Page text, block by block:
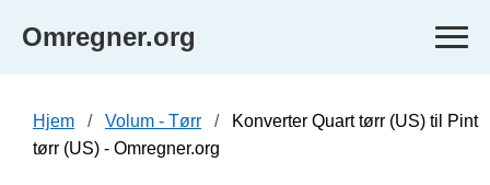
Omregner.org
Hjem Volum - Tørr
Konverter Quart tørr (US) til Pint
tørr (US) - Omregner.org